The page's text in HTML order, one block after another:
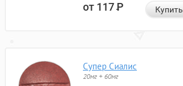
от 117Р Купить
Супер Сиалис
20мг + 60мг